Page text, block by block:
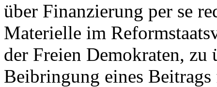
über Finanzierung per se
Materielle im
der Freien Demokraten,
Beibringung eines